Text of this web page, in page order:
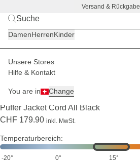
Versand & Rückgabe
DamenHerrenKinder
Unsere Stores
Hilfe & Kontakt
You are in Change
Damen Jacken
groß
und
trägt
Größe
(2)
Puffer Jacket Cord All Black
CHF 179.90 inkl. MwSt.
Temperaturbereich:
-20° 0° 15°